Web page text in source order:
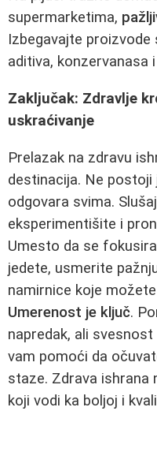
supermarketima,
Izbegavajte
aditiva, konzervanasa
Zaključak: Zdravlje
uskraćivanje
Prelazak na zdravu
destinacija. Ne
odgovara svima.
eksperimentišite i
Umesto da se
jedete, usmerite
namirnice koje
Umerenost je ključ.
napredak, ali
vam pomoći da
staze. Zdrava ishrana
koji vodi ka boljoj i